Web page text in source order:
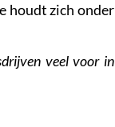
houdt zich onder
veel voor in